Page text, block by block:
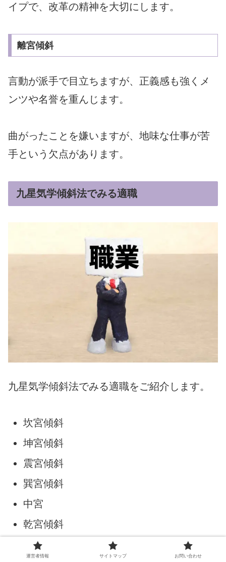
イプで、改革の精神を大切にします。
離宮傾斜
言動が派手で目立ちますが、正義感も強くメ
ンツや名誉を重んじます。
曲がったことを嫌いますが、地味な仕事が苦
手という欠点があります。
九星気学傾斜法でみる適職
九星気学傾斜法でみる適職をご紹介します。
坎宮傾斜
坤宮傾斜
震宮傾斜
巽宮傾斜
中宮
乾宮傾斜
兌宮傾斜
運営者情報 サイトマップ お問い合わせ